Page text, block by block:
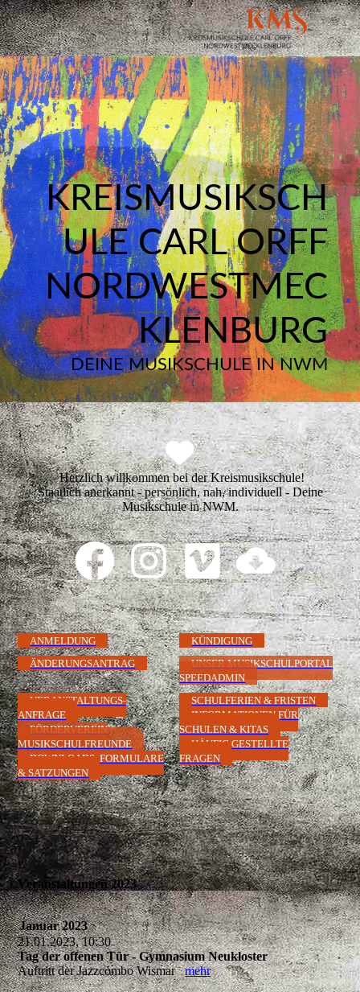
KREISMUSIKSCH
ULE CARL ORFF
NORDWESTMEC
KLENBURG
DEINE MUSIKSCHULE IN NWM
Herzlich willkommen bei der Kreismusikschule!
Staatlich anerkannt - persönlich, nah, individuell - Deine
Musikschule in NWM.
ANMELDUNG
KÜNDIGUNG
ÄNDERUNGSANTRAG
UNSER MUSIKSCHULPORTAL
SPEEDADMIN
VERANSTALTUNGS-
ANFRAGE
FÖRDERVEREIN
MUSIKSCHULFREUNDE
DOWNLOADS, FORMULARE
& SATZUNGEN
SCHULFERIEN & FRISTEN
INFORMATIONEN FÜR
SCHULEN & KITAS
HÄUFIG GESTELLTE
FRAGEN
Veranstaltungen 2023
Januar 2023
21.01.2023, 10:30
Tag der offenen Tür - Gymnasium Neukloster
Auftritt der Jazzcombo Wismarmehr